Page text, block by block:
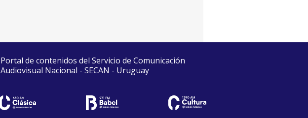
Portal de contenidos del Servicio de Comunicación
Audiovisual Nacional - SECAN - Uruguay